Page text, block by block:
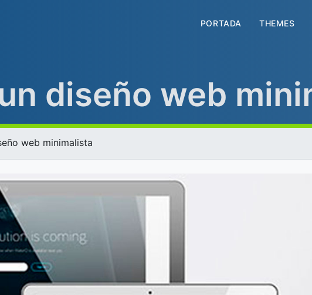
PORTADA THEMES
diseño web
web minimalista